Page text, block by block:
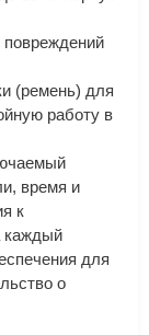
повреждений
(ремень) для
работу в
, время и
к
каждый
для
о